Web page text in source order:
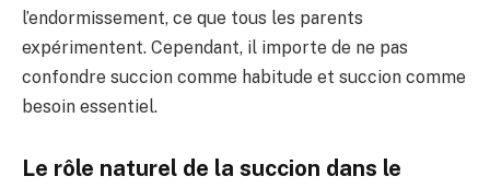
l’endormissement, ce que tous les parents
expérimentent. Cependant, il importe de ne pas
confondre succion comme habitude et succion comme
besoin essentiel.
Le rôle naturel de la succion dans le